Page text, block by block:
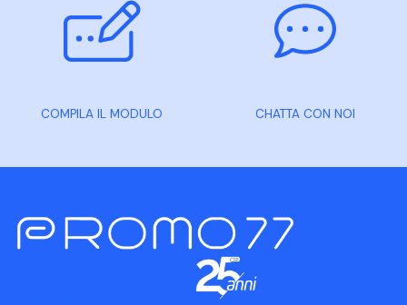
COMPILA IL MODULO CHATTA CON NOI